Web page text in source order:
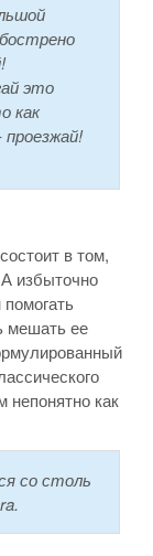
это
как
в том,
избыточно
мешать ее
непонятно как
со столь